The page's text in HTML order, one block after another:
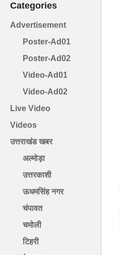
Categories
Advertisement
Poster-Ad01
Poster-Ad02
Video-Ad01
Video-Ad02
Live Video
Videos
उत्तराखंड खबर
अल्मोड़ा
उत्तरकाशी
ऊधमसिंह नगर
चंपावत
चमोली
टिहरी